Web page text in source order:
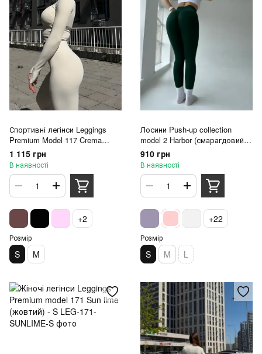
Спортивні легінси Leggings
Premium Model 117 Crema
(слонова кістка) - S
1 115 грн
В наявності
+2
Розмір
S M
Лосини Push-up collection
model 2 Harbor (смарагдовий) -
S
910 грн
В наявності
+22
Розмір
S M L